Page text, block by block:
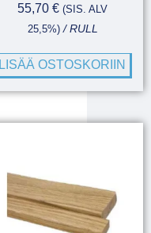
55,70 € (SIS. ALV
25,5%)/ RULL
LISÄÄ OSTOSKORIIN